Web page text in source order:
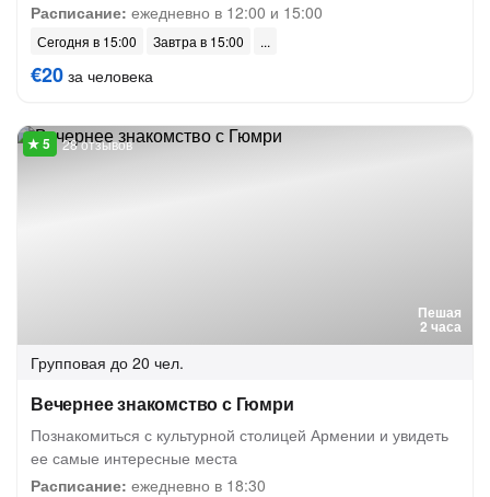
Расписание: ежедневно в 12:00 и 15:00
Сегодня в 15:00 Завтра в 15:00
€20 за человека
Пешая
2 часа
28 отзывов
Групповая до 20 чел.
Вечернее знакомство с Гюмри
Познакомиться с культурной столицей Армении и увидеть
ее самые интересные места
Расписание: ежедневно в 18:30